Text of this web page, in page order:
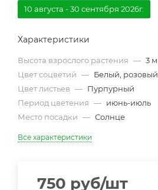
10 августа - 30 сентября 2026г.
Характеристики
Высота взрослого растения — 3 м
Цвет соцветий — Белый, розовый
Цвет листьев — Пурпурный
Период цветения — июнь-июль
Место посадки — Солнце
Все характеристики
750 руб/шт